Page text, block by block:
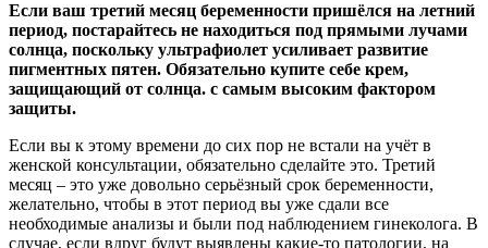
Если ваш третий месяц беременности пришёлся на летний
период, постарайтесь не находиться под прямыми лучами
солнца, поскольку ультрафиолет усиливает развитие
пигментных пятен. Обязательно купите себе крем,
защищающий от солнца. с самым высоким фактором
защиты.
Если вы к этому времени до сих пор не встали на учёт в
женской консультации, обязательно сделайте это. Третий
месяц – это уже довольно серьёзный срок беременности,
желательно, чтобы в этот период вы уже сдали все
необходимые анализы и были под наблюдением гинеколога. В
случае, если вдруг будут выявлены какие-то патологии, на